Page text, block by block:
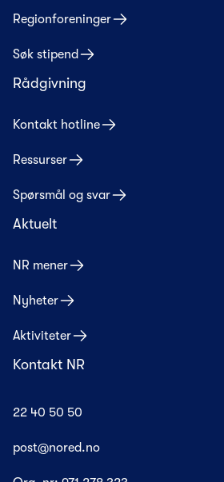
Regionforeninger
Søk stipend
Rådgivning
Kontakt hotline
Ressurser
Spørsmål og svar
Aktuelt
NR mener
Nyheter
Aktiviteter
Kontakt NR
22 40 50 50
post@nored.no